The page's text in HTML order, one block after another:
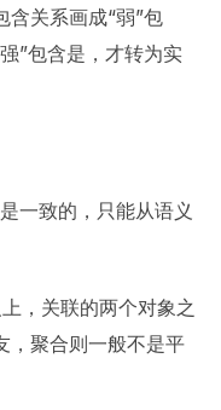
含关系画成“弱”包
”包含是，才转为实
一致的，只能从语义
，关联的两个对象之
，聚合则一般不是平